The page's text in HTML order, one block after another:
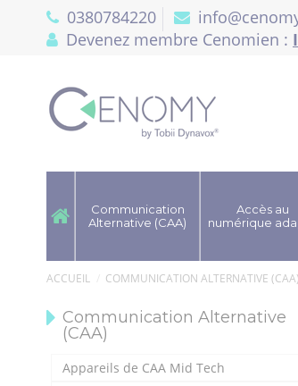
0380784220
Devenez membre Cenomien :
Communication
Alternative (CAA)
Accès au
numérique
ACCUEIL COMMUNICATION ALTERNATIVE (CAA)
Communication Alternative
(CAA)
Appareils de CAA Mid Tech
Panneau de gestion des cookies